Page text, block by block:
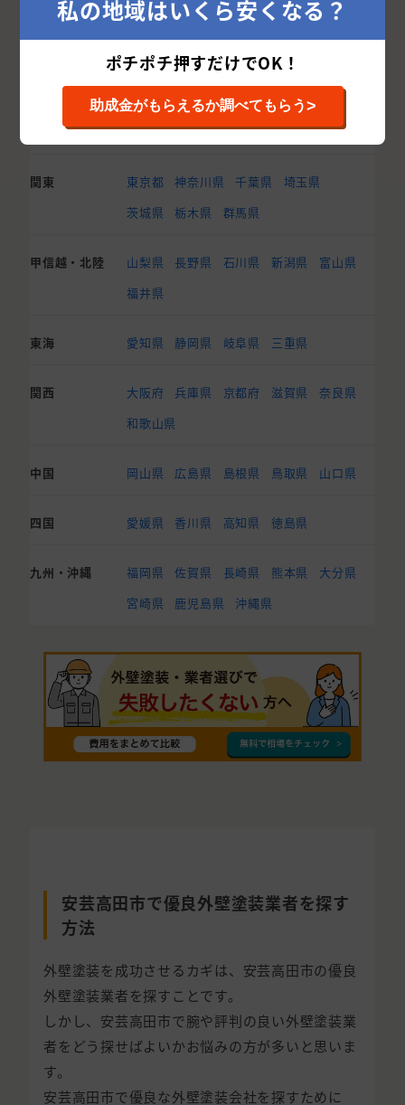
他都道府県から外壁塗装業者を探す
北海道・東北 北海道 青森県 岩手県 宮城県
山形県
福島県
関東 東京都 神奈川県 千葉県
埼玉県
茨城県
栃木県 群馬県
甲信越・北陸 山梨県 長野県 石川県 新潟県
富山県
福井県
東海 愛知県 静岡県 岐阜県 三重県
関西 大阪府 兵庫県 京都府 滋賀県
奈良県
和歌山県
中国 岡山県 広島県 島根県 鳥取県 山口県
四国 愛媛県 香川県 高知県 徳島県
九州・沖縄 福岡県 佐賀県 長崎県 熊本県
大分県
宮崎県
鹿児島県 沖縄県
安芸高田市で優良外壁塗装業者を探す
方法
外壁塗装を成功させるカギは、安芸高田市の優良
外壁塗装業者を探すことです。
しかし、安芸高田市で腕や評判の良い外壁塗装業
者をどう探せばよいかお悩みの方が多いと思いま
す。
安芸高田市で優良な外壁塗装会社を探すために
私の地域はいくら安くなる？
ポチポチ押すだけでOK！
助成金がもらえるか調べてもらう>